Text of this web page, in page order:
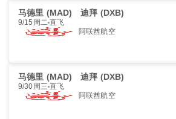
马德里 (MAD) 迪拜 (DXB)
9/15周二 直飞
阿联酋航空
马德里 (MAD) 迪拜 (DXB)
9/30周三 直飞
阿联酋航空